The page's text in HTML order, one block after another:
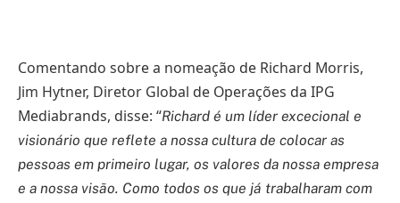
Comentando sobre a nomeação de Richard Morris,
Jim Hytner, Diretor Global de Operações da IPG
Mediabrands, disse: “Richard é um líder excecional e
visionário que reflete a nossa cultura de colocar as
pessoas em primeiro lugar, os valores da nossa empresa
e a nossa visão. Como todos os que já trabalharam com